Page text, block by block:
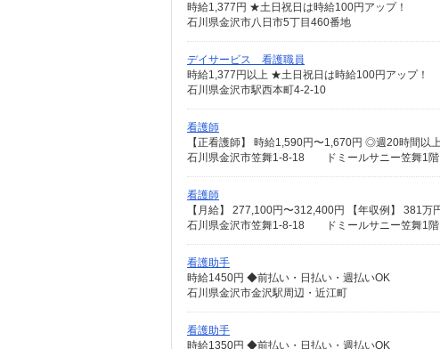
時給1,377円 ★土日祝日は時給100円アップ！
石川県金沢市八日市5丁目460番地
デイサービス 看護職員
時給1,377円以上 ★土日祝日は時給100円アップ！
石川県金沢市駅西本町4-2-10
看護師
石川県金沢市笠舞1-8-18 ドミールサニー笠舞1階
看護師
石川県金沢市笠舞1-8-18 ドミールサニー笠舞1階
看護助手
時給1450円 ◆前払い・日払い・週払いOK
石川県金沢市金沢駅周辺・近江町
看護助手
時給1350円 ◆前払い・日払い・週払いOK